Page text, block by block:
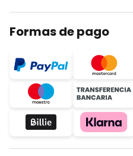
Formas de pago